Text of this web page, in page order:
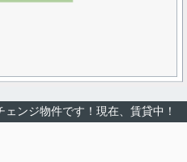
ェンジ物件です！現在、賃貸中！